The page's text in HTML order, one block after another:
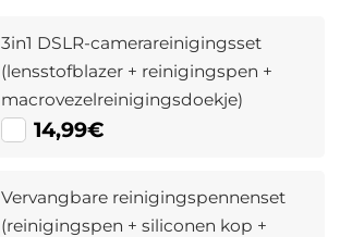
3in1 DSLR-camerareinigingsset
(lensstofblazer + reinigingspen +
macrovezelreinigingsdoekje)
14,99€
Vervangbare reinigingspennenset
(reinigingspen + siliconen kop +